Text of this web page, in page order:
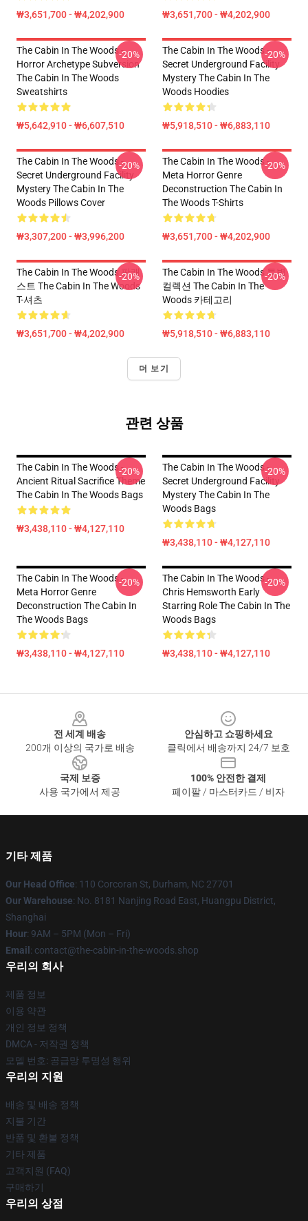
₩3,651,700 - ₩4,202,900 ₩3,651,700 - ₩4,202,900
The Cabin In The Woods -
Horror Archetype Subversion
The Cabin In The Woods
Sweatshirts
₩5,642,910 - ₩6,607,510
-20%
The Cabin In The Woods -
Secret Underground Facility
Mystery The Cabin In The
Woods Hoodies
₩5,918,510 - ₩6,883,110
-20%
The Cabin In The Woods -
Secret Underground Facility
Mystery The Cabin In The
Woods Pillows Cover
₩3,307,200 - ₩3,996,200
-20%
The Cabin In The Woods -
Meta Horror Genre
Deconstruction The Cabin In
The Woods T-Shirts
₩3,651,700 - ₩4,202,900
-20%
The Cabin In The Woods 팟캐
스트 The Cabin In The Woods
T-셔츠
₩3,651,700 - ₩4,202,900
-20%
The Cabin In The Woods 특별
컬렉션 The Cabin In The
Woods 카테고리
₩5,918,510 - ₩6,883,110
-20%
더 보기
관련 상품
The Cabin In The Woods -
Ancient Ritual Sacrifice Theme
The Cabin In The Woods Bags
₩3,438,110 - ₩4,127,110
-20%
The Cabin In The Woods -
Secret Underground Facility
Mystery The Cabin In The
Woods Bags
₩3,438,110 - ₩4,127,110
-20%
The Cabin In The Woods -
Meta Horror Genre
Deconstruction The Cabin In
The Woods Bags
₩3,438,110 - ₩4,127,110
-20%
The Cabin In The Woods -
Chris Hemsworth Early
Starring Role The Cabin In The
Woods Bags
₩3,438,110 - ₩4,127,110
-20%
전 세계 배송
200개 이상의 국가로 배송
안심하고 쇼핑하세요
클릭에서 배송까지 24/7 보호
국제 보증
사용 국가에서 제공
100% 안전한 결제
페이팔 / 마스터카드 / 비자
기타 제품
Our Head Office: 110 Corcoran St, Durham, NC 27701
Our Warehouse: No. 8181 Nanjing Road East, Huangpu District,
Shanghai
Hour: 9AM – 5PM (Mon – Fri)
Email : contact@the-cabin-in-the-woods.shop
우리의 회사
제품 정보
이용 약관
개인 정보 정책
DMCA - 저작권 정책
모델 번호: 공급망 투명성 행위
우리의 지원
배송 및 배송 정책
지불 기간
반품 및 환불 정책
기타 제품
고객지원 (FAQ)
구매하기
우리의 상점